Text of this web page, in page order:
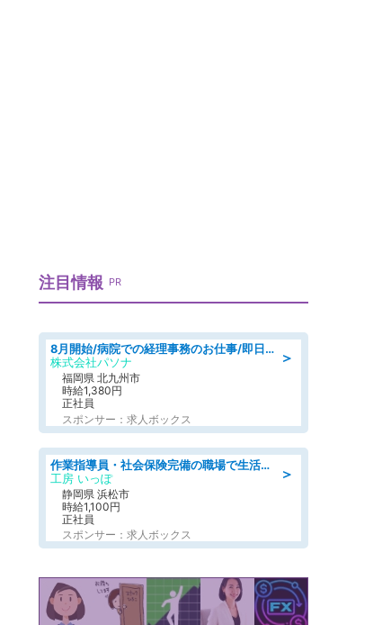
注目情報 PR
＞
8月開始/病院での経理事務のお仕事/即日勤務可/車通勤可/経理/一般事務
株式会社パソナ
福岡県 北九州市
時給1,380円
正社員
スポンサー：求人ボックス
＞
作業指導員・社会保険完備の職場で生活支援員
工房 いっぽ
静岡県 浜松市
時給1,100円
正社員
スポンサー：求人ボックス